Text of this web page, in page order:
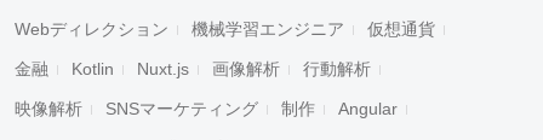
Webディレクション 機械学習エンジニア 仮想通貨
金融 Kotlin Nuxt.js 画像解析 行動解析
映像解析 SNSマーケティング 制作 Angular